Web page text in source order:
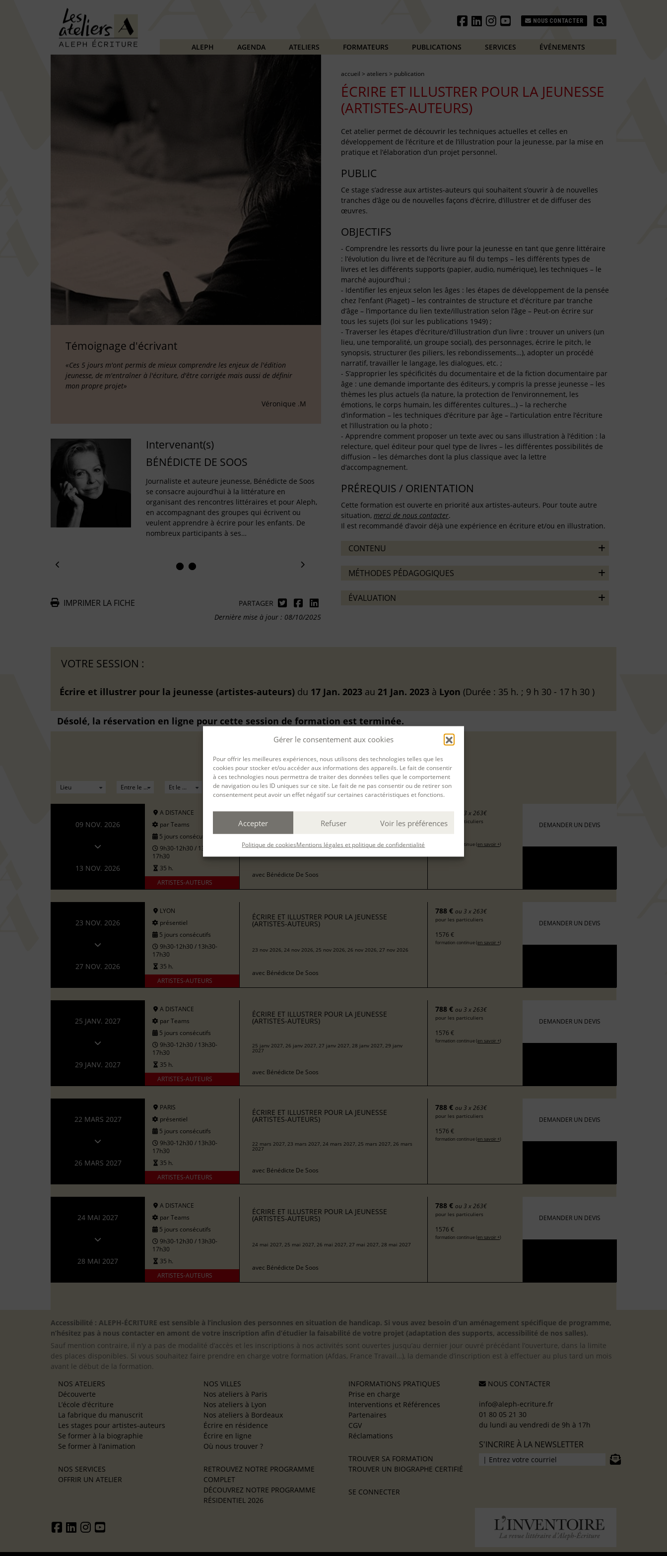
Gérer le consentement aux cookies
Pour offrir les meilleures expériences, nous utilisons des technologies telles que les
cookies pour stocker et/ou accéder aux informations des appareils. Le fait de consentir
à ces technologies nous permettra de traiter des données telles que le comportement
de navigation ou les ID uniques sur ce site. Le fait de ne pas consentir ou de retirer son
consentement peut avoir un effet négatif sur certaines caractéristiques et fonctions.
Accepter Refuser Voir les préférences
Politique de cookiesMentions légales et politique de confidentialité
NOUS CONTACTER
ALEPH AGENDA ATELIERS FORMATEURS PUBLICATIONS SERVICES ÉVÉNEMENTS
Témoignage d'écrivant
«Ces 5 jours m'ont permis de mieux comprendre les enjeux de l'édition
jeunesse, de m'entraîner à l'écriture, d'être corrigée mais aussi de définir
mon propre projet»
Véronique .M
Intervenant(s)
BÉNÉDICTE DE SOOS
Journaliste et auteure jeunesse, Bénédicte de Soos
se consacre aujourd’hui à la littérature en
organisant des rencontres littéraires et pour Aleph,
en accompagnant des groupes qui écrivent ou
veulent apprendre à écrire pour les enfants. De
nombreux participants à ses…
IMPRIMER LA FICHE
PARTAGER
Dernière mise à jour : 08/10/2025
accueil > ateliers > publication
ÉCRIRE ET ILLUSTRER POUR LA JEUNESSE
(ARTISTES-AUTEURS)
Cet atelier permet de découvrir les techniques actuelles et celles en
développement de l’écriture et de l’illustration pour la jeunesse, par la mise en
pratique et l’élaboration d’un projet personnel.
PUBLIC
Ce stage s’adresse aux artistes-auteurs qui souhaitent s’ouvrir à de nouvelles
tranches d’âge ou de nouvelles façons d’écrire, d’illustrer et de diffuser des
œuvres.
OBJECTIFS
- Comprendre les ressorts du livre pour la jeunesse en tant que genre littéraire
: l’évolution du livre et de l’écriture au fil du temps – les différents types de
livres et les différents supports (papier, audio, numérique), les techniques – le
marché aujourd’hui ;
- Identifier les enjeux selon les âges : les étapes de développement de la pensée
chez l’enfant (Piaget) – les contraintes de structure et d’écriture par tranche
d’âge – l’importance du lien texte/illustration selon l’âge – Peut-on écrire sur
tous les sujets (loi sur les publications 1949) ;
- Traverser les étapes d’écriture/d’illustration d’un livre : trouver un univers (un
lieu, une temporalité, un groupe social), des personnages, écrire le pitch, le
synopsis, structurer (les piliers, les rebondissements…), adopter un procédé
narratif, travailler le langage, les dialogues, etc. ;
- S’approprier les spécificités du documentaire et de la fiction documentaire par
âge : une demande importante des éditeurs, y compris la presse jeunesse – les
thèmes les plus actuels (la nature, la protection de l’environnement, les
émotions, le corps humain, les différentes cultures…) – la recherche
d’information – les techniques d’écriture par âge – l’articulation entre l’écriture
et l’illustration ou la photo ;
- Apprendre comment proposer un texte avec ou sans illustration à l’édition : la
relecture, quel éditeur pour quel type de livres – les différentes possibilités de
diffusion – les démarches dont la plus classique avec la lettre
d’accompagnement.
PRÉREQUIS / ORIENTATION
Cette formation est ouverte en priorité aux artistes-auteurs. Pour toute autre
situation, merci de nous contacter.
Il est recommandé d’avoir déjà une expérience en écriture et/ou en illustration.
CONTENU
MÉTHODES PÉDAGOGIQUES
ÉVALUATION
VOTRE SESSION :
Écrire et illustrer pour la jeunesse (artistes-auteurs) du 17 Jan. 2023 au 21 Jan. 2023 à Lyon (Durée : 35 h. ; 9 h 30 - 17 h 30 )
Désolé, la réservation en ligne pour cette session de formation est terminée.
Filtrer
09 NOV. 2026
13 NOV. 2026
A DISTANCE
par Teams
5 jours consécutifs
9h30-12h30 / 13h30-
17h30
35 h.
ARTISTES-AUTEURS
ÉCRIRE ET ILLUSTRER POUR LA JEUNESSE
(ARTISTES-AUTEURS)
avec Bénédicte De Soos
788 € ou 3 x 263€
pour les particuliers
formation continue (en savoir +)
DEMANDER UN DEVIS
23 NOV. 2026
27 NOV. 2026
LYON
présentiel
5 jours consécutifs
9h30-12h30 / 13h30-
17h30
35 h.
ARTISTES-AUTEURS
ÉCRIRE ET ILLUSTRER POUR LA JEUNESSE
(ARTISTES-AUTEURS)
23 nov 2026, 24 nov 2026, 25 nov 2026, 26 nov 2026, 27 nov 2026
avec Bénédicte De Soos
788 € ou 3 x 263€
pour les particuliers
1576 €
formation continue (en savoir +)
DEMANDER UN DEVIS
25 JANV. 2027
29 JANV. 2027
A DISTANCE
par Teams
5 jours consécutifs
9h30-12h30 / 13h30-
17h30
35 h.
ARTISTES-AUTEURS
ÉCRIRE ET ILLUSTRER POUR LA JEUNESSE
(ARTISTES-AUTEURS)
25 janv 2027, 26 janv 2027, 27 janv 2027, 28 janv 2027, 29 janv
2027
avec Bénédicte De Soos
788 € ou 3 x 263€
pour les particuliers
1576 €
formation continue (en savoir +)
DEMANDER UN DEVIS
22 MARS 2027
26 MARS 2027
PARIS
présentiel
5 jours consécutifs
9h30-12h30 / 13h30-
17h30
35 h.
ARTISTES-AUTEURS
ÉCRIRE ET ILLUSTRER POUR LA JEUNESSE
(ARTISTES-AUTEURS)
22 mars 2027, 23 mars 2027, 24 mars 2027, 25 mars 2027, 26 mars
2027
avec Bénédicte De Soos
788 € ou 3 x 263€
pour les particuliers
1576 €
formation continue (en savoir +)
DEMANDER UN DEVIS
24 MAI 2027
28 MAI 2027
A DISTANCE
par Teams
5 jours consécutifs
9h30-12h30 / 13h30-
17h30
35 h.
ARTISTES-AUTEURS
ÉCRIRE ET ILLUSTRER POUR LA JEUNESSE
(ARTISTES-AUTEURS)
24 mai 2027, 25 mai 2027, 26 mai 2027, 27 mai 2027, 28 mai 2027
avec Bénédicte De Soos
788 € ou 3 x 263€
pour les particuliers
1576 €
formation continue (en savoir +)
DEMANDER UN DEVIS
Accessibilité : ALEPH-ÉCRITURE est sensible à l’inclusion des personnes en situation de handicap. Si vous avez besoin d’un aménagement spécifique de programme,
n’hésitez pas à nous contacter en amont de votre inscription afin d’étudier la faisabilité de votre projet (adaptation des supports, accessibilité de nos salles).
Sauf mention contraire, il n’y a pas de modalité d’accès et les inscriptions à nos activités sont ouvertes jusqu’au dernier jour ouvré précédant l’ouverture, dans la limite
des places disponibles. Si vous souhaitez faire prendre en charge votre formation (Afdas, France Travail…), la demande d’inscription est à effectuer au plus tard un mois
avant le début de la formation.
NOS ATELIERS
Découverte
L’école d’écriture
La fabrique du manuscrit
Les stages pour artistes-auteurs
Se former à la biographie
Se former à l’animation
NOS SERVICES
OFFRIR UN ATELIER
NOS VILLES
Nos ateliers à Paris
Nos ateliers à Lyon
Nos ateliers à Bordeaux
Écrire en résidence
Écrire en ligne
Où nous trouver ?
RETROUVEZ NOTRE PROGRAMME
COMPLET
DÉCOUVREZ NOTRE PROGRAMME
RÉSIDENTIEL 2026
INFORMATIONS PRATIQUES
Prise en charge
Interventions et Références
Partenaires
CGV
Réclamations
TROUVER SA FORMATION
TROUVER UN BIOGRAPHE CERTIFIÉ
SE CONNECTER
NOUS CONTACTER
info@aleph-ecriture.fr
01 80 05 21 30
du lundi au vendredi de 9h à 17h
S'INCRIRE À LA NEWSLETTER